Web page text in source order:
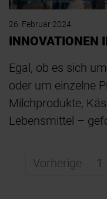
26. Februar 2024
INNOVATIONEN
Egal, ob es sich
oder um einzelne
Milchprodukte,
Lebensmittel –
Vorherige 1